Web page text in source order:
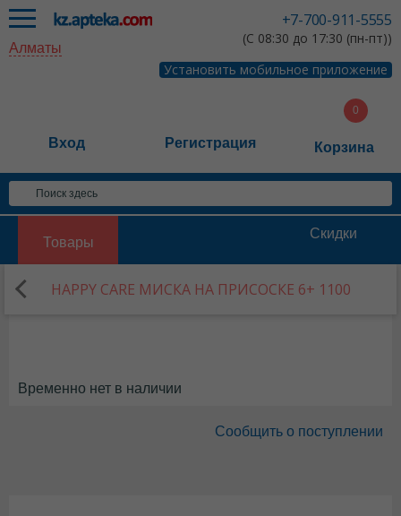
+7-700-911-5555
(С 08:30 до 17:30 (пн-пт))
Установить мобильное приложение
Алматы
Вход Регистрация Корзина
Товары
Скидки
HAPPY CARE МИСКА НА ПРИСОСКЕ 6+ 1100
Временно нет в наличии
Сообщить о поступлении